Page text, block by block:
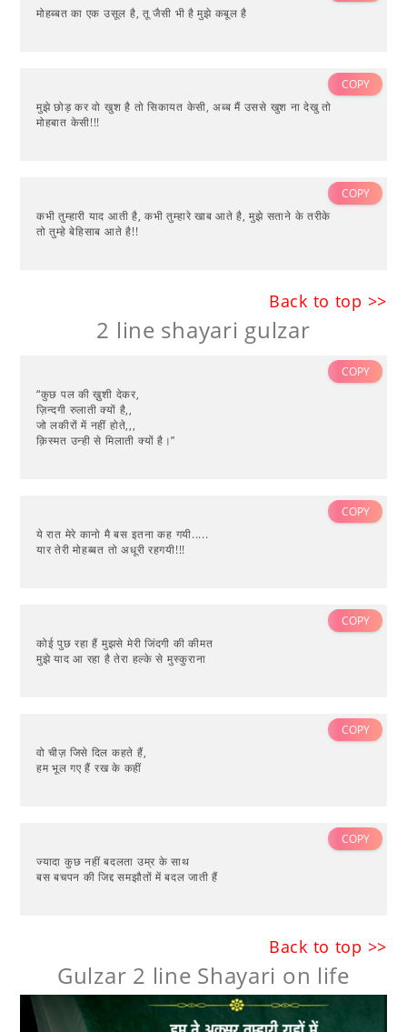
मोहब्बत का एक उसूल है, तू जैसी भी है मुझे कबूल है
मुझे छोड़ कर वो खुश है तो सिकायत केसी, अब्ब मैं उससे खुश ना देखु तो
मोहबात केसी!!!
COPY
कभी तुम्हारी याद आती है, कभी तुम्हारे खाब आते है, मुझे सताने के तरीके
तो तुम्हे बेहिसाब आते है!!
COPY
Back to top >>
2 line shayari gulzar
“कुछ पल की ख़ुशी देकर,
ज़िन्दगी रुलाती क्यों है,,
जो लकीरों में नहीं होते,,,
क़िस्मत उन्ही से मिलाती क्यों है।”
COPY
ये रात मेरे कानो मै बस इतना कह गयी.....
यार तेरी मोहब्बत तो अधूरी रहगयी!!!
COPY
कोई पुछ रहा हैं मुझसे मेरी जिंदगी की कीमत
मुझे याद आ रहा है तेरा हल्के से मुस्कुराना
COPY
वो चीज़ जिसे दिल कहते हैं,
हम भूल गए हैं रख के कहीं
COPY
ज्यादा कुछ नहीं बदलता उम्र के साथ
बस बचपन की जिद्द समझौतों में बदल जाती हैं
COPY
Back to top >>
Gulzar 2 line Shayari on life